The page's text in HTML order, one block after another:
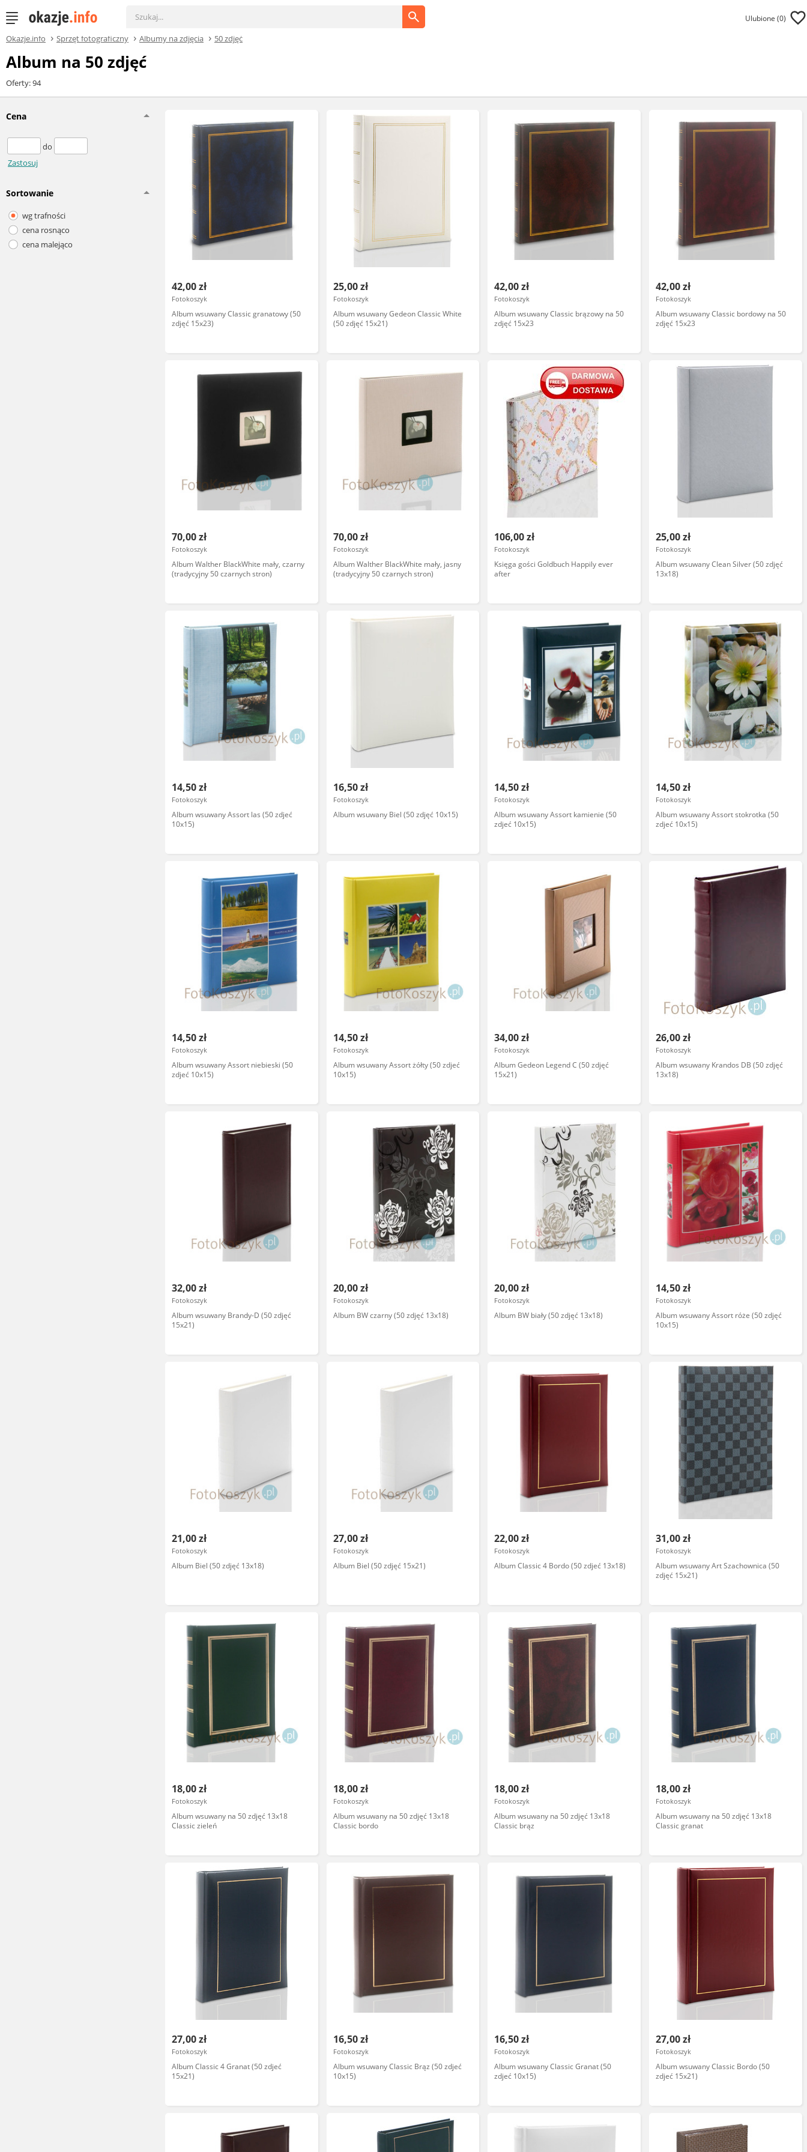
Ulubione (0)
Okazje.info Sprzęt fotograficzny Albumy na zdjęcia 50 zdjęć
Album na 50 zdjęć
Oferty: 94
Cena
do
Zastosuj
Sortowanie
wg trafności
cena rosnąco
cena malejąco
42,00 zł
Fotokoszyk
Album wsuwany Classic granatowy (50
zdjęć 15x23)
25,00 zł
Fotokoszyk
Album wsuwany Gedeon Classic White
(50 zdjęć 15x21)
42,00 zł
Fotokoszyk
Album wsuwany Classic brązowy na 50
zdjęć 15x23
42,00 zł
Fotokoszyk
Album wsuwany Classic bordowy na 50
zdjęć 15x23
70,00 zł
Fotokoszyk
Album Walther BlackWhite mały, czarny
(tradycyjny 50 czarnych stron)
70,00 zł
Fotokoszyk
Album Walther BlackWhite mały, jasny
(tradycyjny 50 czarnych stron)
106,00 zł
Fotokoszyk
Księga gości Goldbuch Happily ever
after
25,00 zł
Fotokoszyk
Album wsuwany Clean Silver (50 zdjęć
13x18)
14,50 zł
Fotokoszyk
Album wsuwany Assort las (50 zdjeć
10x15)
16,50 zł
Fotokoszyk
Album wsuwany Biel (50 zdjęć 10x15)
14,50 zł
Fotokoszyk
Album wsuwany Assort kamienie (50
zdjeć 10x15)
14,50 zł
Fotokoszyk
Album wsuwany Assort stokrotka (50
zdjeć 10x15)
14,50 zł
Fotokoszyk
Album wsuwany Assort niebieski (50
zdjeć 10x15)
14,50 zł
Fotokoszyk
Album wsuwany Assort żółty (50 zdjeć
10x15)
34,00 zł
Fotokoszyk
Album Gedeon Legend C (50 zdjęć
15x21)
26,00 zł
Fotokoszyk
Album wsuwany Krandos DB (50 zdjęć
13x18)
32,00 zł
Fotokoszyk
Album wsuwany Brandy-D (50 zdjęć
15x21)
20,00 zł
Fotokoszyk
Album BW czarny (50 zdjęć 13x18)
20,00 zł
Fotokoszyk
Album BW biały (50 zdjęć 13x18)
14,50 zł
Fotokoszyk
Album wsuwany Assort róże (50 zdjęć
10x15)
21,00 zł
Fotokoszyk
Album Biel (50 zdjęć 13x18)
27,00 zł
Fotokoszyk
Album Biel (50 zdjęć 15x21)
22,00 zł
Fotokoszyk
Album Classic 4 Bordo (50 zdjeć 13x18)
31,00 zł
Fotokoszyk
Album wsuwany Art Szachownica (50
zdjęć 15x21)
18,00 zł
Fotokoszyk
Album wsuwany na 50 zdjęć 13x18
Classic zieleń
18,00 zł
Fotokoszyk
Album wsuwany na 50 zdjęć 13x18
Classic bordo
18,00 zł
Fotokoszyk
Album wsuwany na 50 zdjęć 13x18
Classic brąz
18,00 zł
Fotokoszyk
Album wsuwany na 50 zdjęć 13x18
Classic granat
27,00 zł
Fotokoszyk
Album Classic 4 Granat (50 zdjeć
15x21)
16,50 zł
Fotokoszyk
Album wsuwany Classic Brąz (50 zdjeć
10x15)
16,50 zł
Fotokoszyk
Album wsuwany Classic Granat (50
zdjeć 10x15)
27,00 zł
Fotokoszyk
Album wsuwany Classic Bordo (50
zdjeć 15x21)